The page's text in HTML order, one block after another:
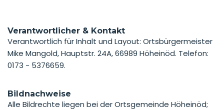
Verantwortlicher & Kontakt
Verantwortlich für Inhalt und Layout: Ortsbürgermeister
Mike Mangold, Hauptstr. 24A, 66989 Höheinöd. Telefon:
0173 - 5376659.
Bildnachweise
Alle Bildrechte liegen bei der Ortsgemeinde Höheinöd;